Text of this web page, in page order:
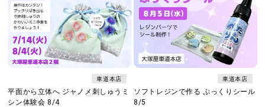
車道本店
平面から立体へ ジャノメ刺しゅうミ
シン体験会 8/4
車道本店
ソフトレジンで作る ぷっくりシール
8/5